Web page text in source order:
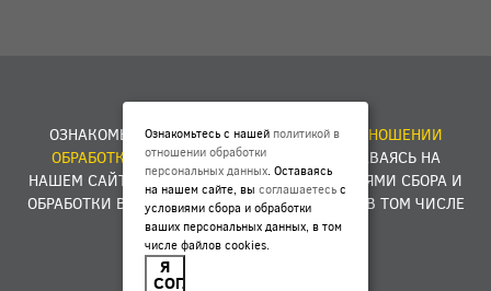
ОЗНАКОМЬТЕСЬ С НАШЕЙПОЛИТИКОЙ В ОТНОШЕНИИ
ОБРАБОТКИ ПЕРСОНАЛЬНЫХ ДАННЫХ
. ОСТАВАЯСЬ НА
НАШЕМ САЙТЕ, ВЫСОГЛАШАЕТЕСЬС УСЛОВИЯМИ СБОРА И
ОБРАБОТКИ ВАШИХ ПЕРСОНАЛЬНЫХ ДАННЫХ, В ТОМ ЧИСЛЕ
ФАЙЛОВ COOKIES.
Разработка сайта -
Ознакомьтесь с нашей политикой в
отношении обработки
персональных данных. Оставаясь
на нашем сайте, вы соглашаетесь с
условиями сбора и обработки
ваших персональных данных, в том
числе файлов cookies.
Я
СОГЛАСЕН